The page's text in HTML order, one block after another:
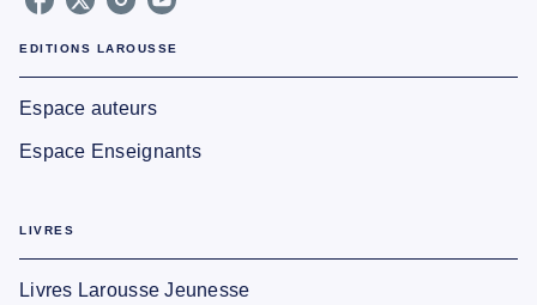
EDITIONS LAROUSSE
Espace auteurs
Espace Enseignants
LIVRES
Livres Larousse Jeunesse